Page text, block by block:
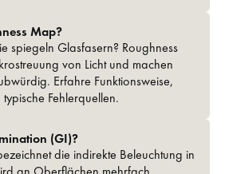
Map?
spiegeln Glasfasern? Roughness
von Licht und machen
Erfahre Funktionsweise,
Fehlerquellen.
(GI)?
die indirekte Beleuchtung in